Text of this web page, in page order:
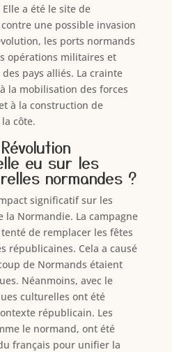
a été le site de
une possible invasion
les ports normands
opérations militaires et
pays alliés. La crainte
la mobilisation des forces
à la construction de
côte.
eu sur les
normandes ?
significatif sur les
Normandie. La campagne
de remplacer les fêtes
républicaines. Cela a causé
de Normands étaient
Néanmoins, avec le
culturelles ont été
républicain. Les
le normand, ont été
français pour unifier la